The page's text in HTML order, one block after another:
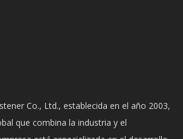
Co., Ltd., establecida en el año 2003,
que combina la industria y el